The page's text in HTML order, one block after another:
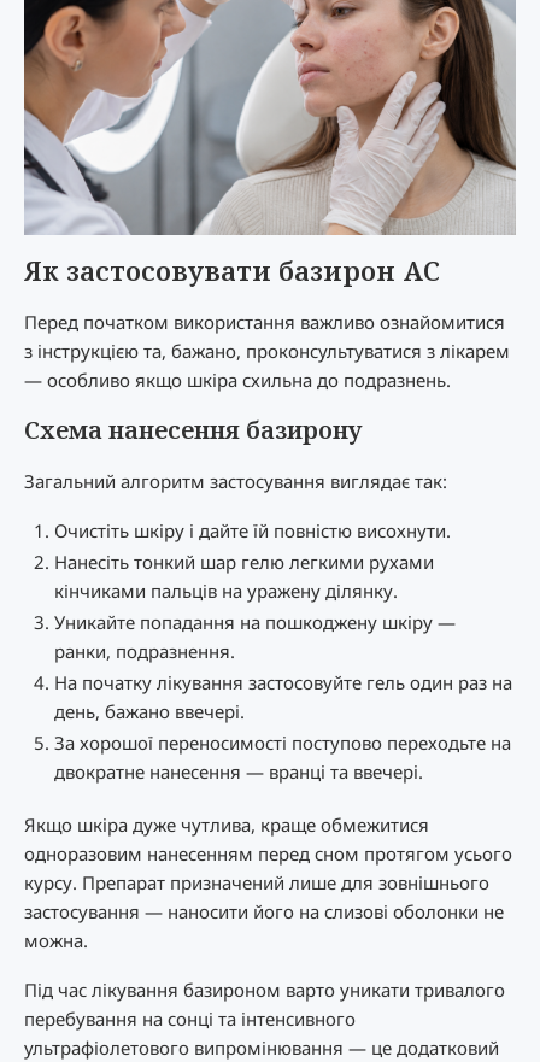
Як застосовувати базирон AC
Перед початком використання важливо ознайомитися
з інструкцією та, бажано, проконсультуватися з лікарем
— особливо якщо шкіра схильна до подразнень.
Схема нанесення базирону
Загальний алгоритм застосування виглядає так:
Очистіть шкіру і дайте їй повністю висохнути.
Нанесіть тонкий шар гелю легкими рухами
кінчиками пальців на уражену ділянку.
Уникайте попадання на пошкоджену шкіру —
ранки, подразнення.
На початку лікування застосовуйте гель один раз на
день, бажано ввечері.
За хорошої переносимості поступово переходьте на
двократне нанесення — вранці та ввечері.
Якщо шкіра дуже чутлива, краще обмежитися
одноразовим нанесенням перед сном протягом усього
курсу. Препарат призначений лише для зовнішнього
застосування — наносити його на слизові оболонки не
можна.
Під час лікування базироном варто уникати тривалого
перебування на сонці та інтенсивного
ультрафіолетового випромінювання — це додатковий